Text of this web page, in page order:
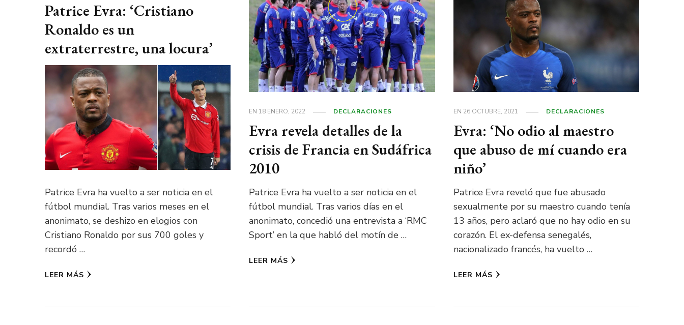
Patrice Evra: ‘Cristiano
Ronaldo es un
extraterrestre, una locura’
Patrice Evra ha vuelto a ser noticia en el
fútbol mundial. Tras varios meses en el
anonimato, se deshizo en elogios con
Cristiano Ronaldo por sus 700 goles y
recordó …
LEER MÁS
EN 18 ENERO, 2022 DECLARACIONES
Evra revela detalles de la
crisis de Francia en Sudáfrica
2010
Patrice Evra ha vuelto a ser noticia en el
fútbol mundial. Tras varios días en el
anonimato, concedió una entrevista a ‘RMC
Sport’ en la que habló del motín de …
LEER MÁS
EN 26 OCTUBRE, 2021 DECLARACIONES
Evra: ‘No odio al maestro
que abuso de mí cuando era
niño’
Patrice Evra reveló que fue abusado
sexualmente por su maestro cuando tenía
13 años, pero aclaró que no hay odio en su
corazón. El ex-defensa senegalés,
nacionalizado francés, ha vuelto …
LEER MÁS